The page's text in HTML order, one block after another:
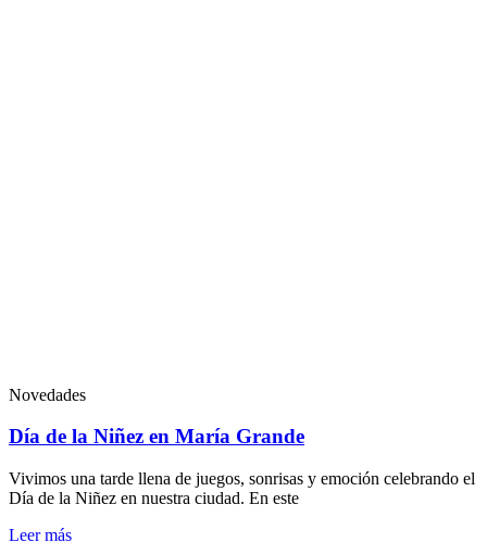
Novedades
Día de la Niñez en María Grande
Vivimos una tarde llena de juegos, sonrisas y emoción celebrando el
Día de la Niñez en nuestra ciudad. En este
Leer más